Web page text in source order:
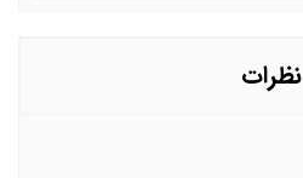
نظرات